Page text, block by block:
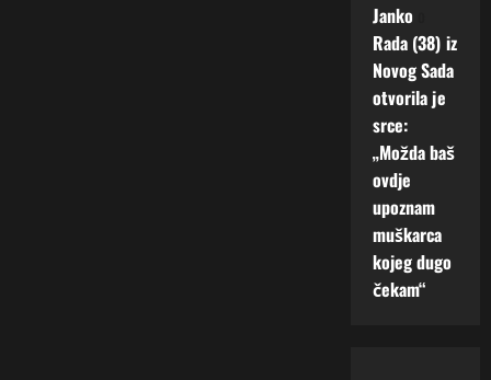
Janko
Rada (38) iz
Novog Sada
otvorila je
srce:
„Možda baš
ovdje
upoznam
muškarca
kojeg dugo
čekam“